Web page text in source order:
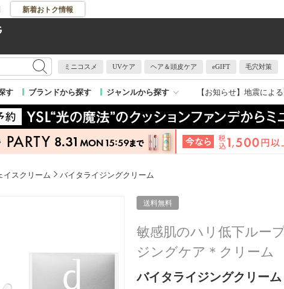
新着おトク情報
ミニコスメ UVケア ヘア＆頭皮ケア eGIFT 毛穴対策
す ブランドから探す ジャンルから探す 【お知らせ】 地震によ
イスクリーム バイタライジングクリーム
送料無料
敏感肌のハリ低下ルー
ジングケア＊クリーム
バイタライジングクリーム